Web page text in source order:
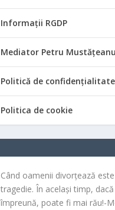
Informații RGDP
Mediator Petru Mustățeanu
Politică de confidențialitate
Politica de cookie
Când oamenii divorțează
tragedie. În același timp,
împreună, poate fi mai rău!-